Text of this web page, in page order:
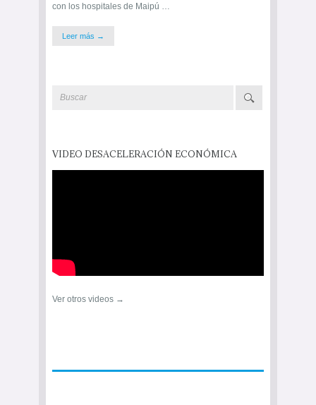
con los hospitales de Maipú …
Leer más →
VIDEO DESACELERACIÓN ECONÓMICA
Ver otros videos →